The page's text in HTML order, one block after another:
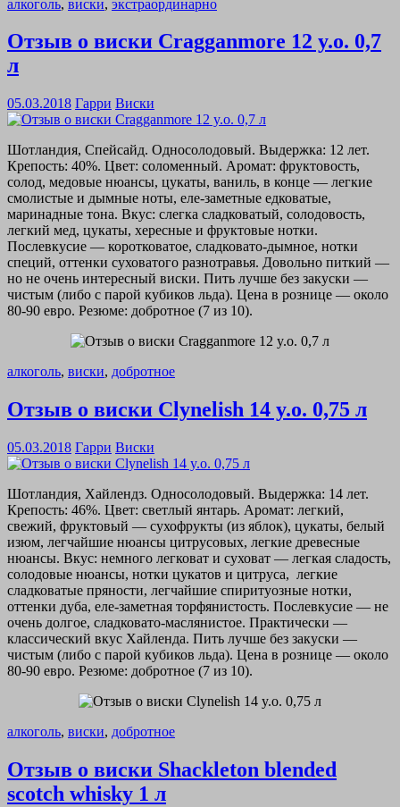
алкоголь, виски, экстраординарно
Отзыв о виски Cragganmore 12 y.o. 0,7
л
05.03.2018 Гарри Виски
Шотландия, Спейсайд. Односолодовый. Выдержка: 12 лет.
Крепость: 40%. Цвет: соломенный. Аромат: фруктовость,
солод, медовые нюансы, цукаты, ваниль, в конце — легкие
смолистые и дымные ноты, еле-заметные едковатые,
маринадные тона. Вкус: слегка сладковатый, солодовость,
легкий мед, цукаты, хересные и фруктовые нотки.
Послевкусие — коротковатое, сладковато-дымное, нотки
специй, оттенки суховатого разнотравья. Довольно питкий —
но не очень интересный виски. Пить лучше без закуски —
чистым (либо с парой кубиков льда). Цена в рознице — около
80-90 евро. Резюме: добротное (7 из 10).
алкоголь, виски, добротное
Отзыв о виски Clynelish 14 y.o. 0,75 л
05.03.2018 Гарри Виски
Шотландия, Хайлендз. Односолодовый. Выдержка: 14 лет.
Крепость: 46%. Цвет: светлый янтарь. Аромат: легкий,
свежий, фруктовый — сухофрукты (из яблок), цукаты, белый
изюм, легчайшие нюансы цитрусовых, легкие древесные
нюансы. Вкус: немного легковат и суховат — легкая сладость,
солодовые нюансы, нотки цукатов и цитруса, легкие
сладковатые пряности, легчайшие спиритуозные нотки,
оттенки дуба, еле-заметная торфянистость. Послевкусие — не
очень долгое, сладковато-маслянистое. Практически —
классический вкус Хайленда. Пить лучше без закуски —
чистым (либо с парой кубиков льда). Цена в рознице — около
80-90 евро. Резюме: добротное (7 из 10).
алкоголь, виски, добротное
Отзыв о виски Shackleton blended
scotch whisky 1 л